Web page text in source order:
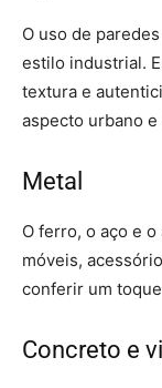
O uso de
estilo industrial.
textura e
aspecto urbano
Metal
O ferro, o aço e
móveis,
conferir um
Concreto e